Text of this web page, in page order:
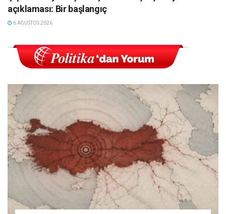
açıklaması: Bir başlangıç
6 AĞUSTOS 2026